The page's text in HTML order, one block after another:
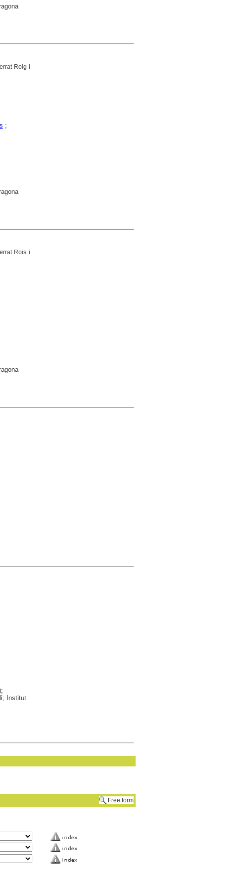
Roig i
;
Rois i
Institut
Free form